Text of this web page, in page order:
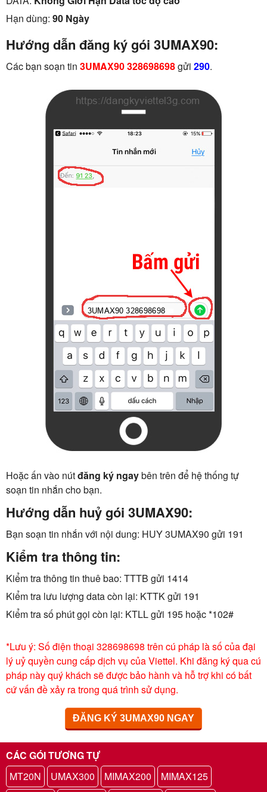
Hạn dùng: 90 Ngày
Hướng dẫn đăng ký gói 3UMAX90:
Các bạn soạn tin 3UMAX90 328698698gửi 290.
Hoặc ấn vào nútđăng ký ngaybên trên để hệ thống tự
soạn tin nhắn cho bạn.
Hướng dẫn huỷ gói 3UMAX90:
Bạn soạn tin nhắn với nội dung: HUY 3UMAX90 gửi 191
Kiểm tra thông tin:
Kiểm tra thông tin thuê bao: TTTB gửi 1414
Kiểm tra lưu lượng data còn lại: KTTK gửi 191
Kiểm tra số phút gọi còn lại: KTLL gửi 195 hoặc *102#
*Lưu ý: Số điện thoại 328698698 trên cú pháp là số của đại
lý uỷ quyền cung cấp dịch vụ của Viettel. Khi đăng ký qua cú
pháp này quý khách sẽ được bảo hành và hỗ trợ khi có bất
cứ vấn đề xảy ra trong quá trình sử dụng.
ĐĂNG KÝ 3UMAX90 NGAY
CÁC GÓI TƯƠNG TỰ
MT20N
UMAX300 MIMAX200
MIMAX125